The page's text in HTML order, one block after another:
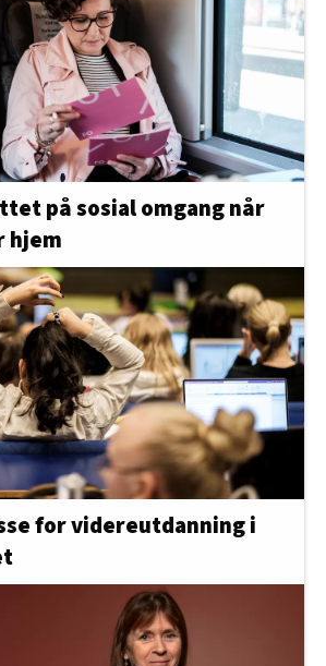
på sosial omgang når
hjem
for videreutdanning i